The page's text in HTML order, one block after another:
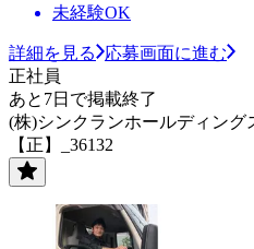
未経験OK
詳細を見る
応募画面に進む
正社員
あと7日で掲載終了
(株)シンクランホールディング
【正】_36132